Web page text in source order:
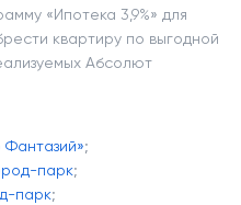
«Ипотека 3,9%» для
квартиру по выгодной
Абсолют
Фантазий»;
парк;
парк;